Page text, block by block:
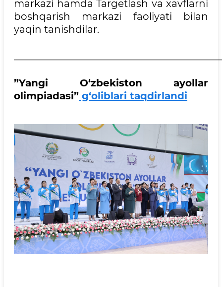
markazi hamda Targetlash va xavflarni
boshqarish markazi faoliyati bilan
yaqin tanishdilar.
”Yangi O‘zbekiston ayollar
olimpiadasi” g‘oliblari taqdirlandi